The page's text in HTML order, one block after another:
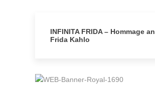
INFINITA FRIDA – Hommage an
Frida Kahlo